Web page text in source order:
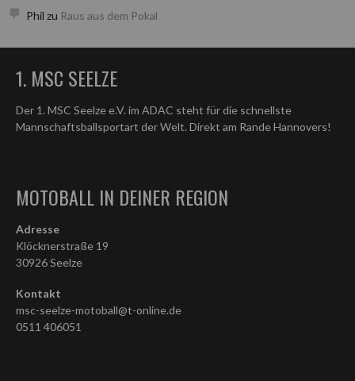
Phil zu Raus aus dem Pokal
1. MSC SEELZE
Der 1. MSC Seelze e.V. im ADAC steht für die schnellste
Mannschaftsballsportart der Welt. Direkt am Rande Hannovers!
MOTOBALL IN DEINER REGION
Adresse
Klöcknerstraße 19
30926 Seelze
Kontakt
msc-seelze-motoball@t-online.de
0511 406051